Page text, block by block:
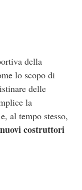
della
lo scopo di
delle
la
e, al tempo stesso,
costruttori